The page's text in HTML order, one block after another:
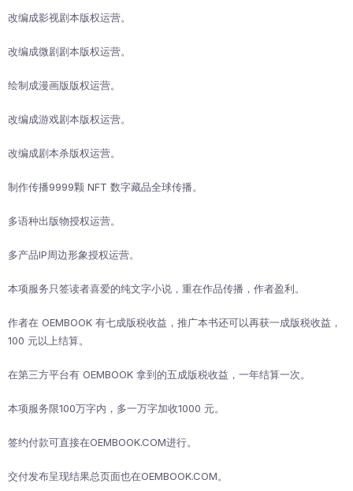
改编成影视剧本版权运营。
改编成微剧剧本版权运营。
绘制成漫画版版权运营。
改编成游戏剧本版权运营。
改编成剧本杀版权运营。
制作传播9999颗 NFT 数字藏品全球传播。
多语种出版物授权运营。
多产品IP周边形象授权运营。
本项服务只签读者喜爱的纯文字小说，重在作品传播，作者盈利。
作者在 OEMBOOK 有七成版税收益，推广本书还可以再获一成版税收益，
100 元以上结算。
在第三方平台有 OEMBOOK 拿到的五成版税收益，一年结算一次。
本项服务限100万字内，多一万字加收1000 元。
签约付款可直接在OEMBOOK.COM进行。
交付发布呈现结果总页面也在OEMBOOK.COM。